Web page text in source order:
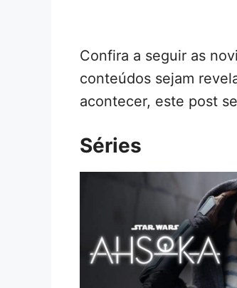
Confira a seguir as
conteúdos sejam
acontecer, este post
Séries